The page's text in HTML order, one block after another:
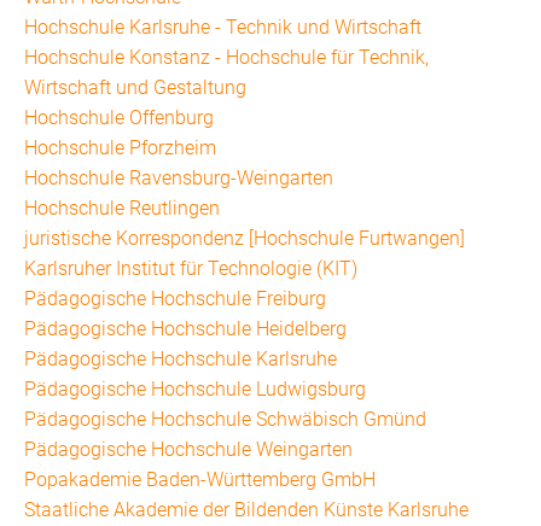
Hochschule Karlsruhe - Technik und Wirtschaft
Hochschule Konstanz - Hochschule für Technik,
Wirtschaft und Gestaltung
Hochschule Offenburg
Hochschule Pforzheim
Hochschule Ravensburg-Weingarten
Hochschule Reutlingen
juristische Korrespondenz [Hochschule Furtwangen]
Karlsruher Institut für Technologie (KIT)
Pädagogische Hochschule Freiburg
Pädagogische Hochschule Heidelberg
Pädagogische Hochschule Karlsruhe
Pädagogische Hochschule Ludwigsburg
Pädagogische Hochschule Schwäbisch Gmünd
Pädagogische Hochschule Weingarten
Popakademie Baden-Württemberg GmbH
Staatliche Akademie der Bildenden Künste Karlsruhe